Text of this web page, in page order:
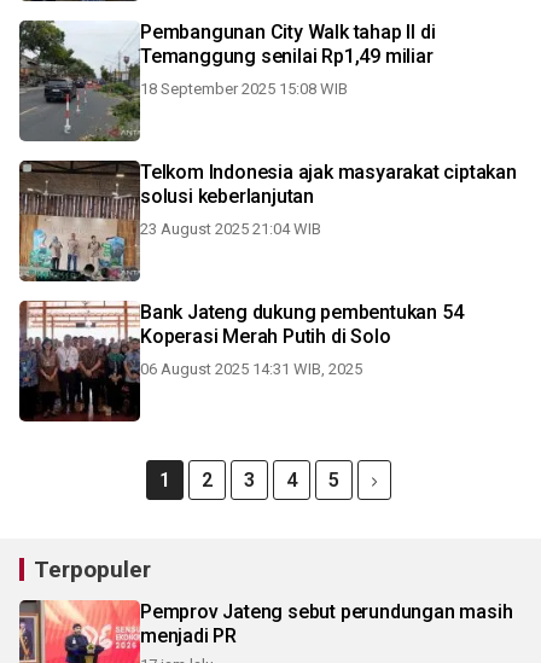
Pembangunan City Walk tahap II di
Temanggung senilai Rp1,49 miliar
18 September 2025 15:08 WIB
Telkom Indonesia ajak masyarakat ciptakan
solusi keberlanjutan
23 August 2025 21:04 WIB
Bank Jateng dukung pembentukan 54
Koperasi Merah Putih di Solo
06 August 2025 14:31 WIB, 2025
1 2 3 4 5
Terpopuler
Pemprov Jateng sebut perundungan masih
menjadi PR